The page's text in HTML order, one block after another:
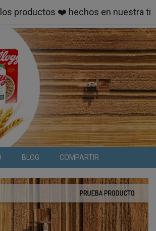
productos ❤️ hechos en nuestra
BLOG COMPARTIR